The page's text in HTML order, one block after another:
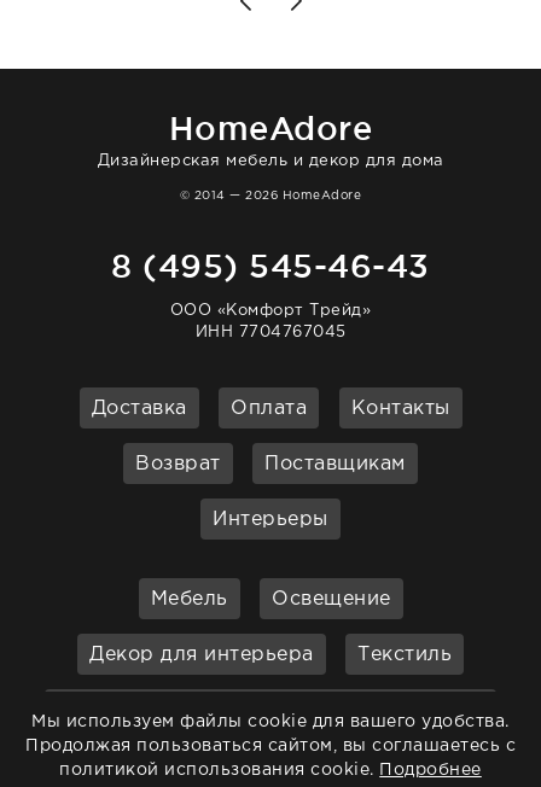
то качество выше всяких похвал. Выглядит
HomeAdore
Дизайнерская мебель и декор для дома
© 2014 — 2026 HomeAdore
8 (495) 545-46-43
ООО «Комфорт Трейд»
ИНН 7704767045
Доставка Оплата Контакты
Возврат Поставщикам
Интерьеры
Мебель Освещение
Декор для интерьера Текстиль
Кухонные принадлежности и
аксессуары
Мы используем файлы cookie для вашего удобства.
Продолжая пользоваться сайтом, вы соглашаетесь с
политикой использования cookie.
Подробнее